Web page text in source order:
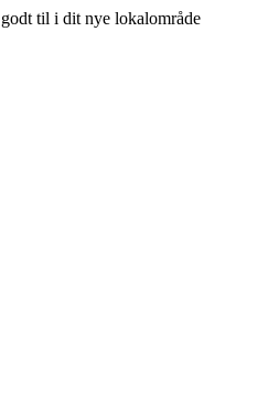
til i dit nye lokalområde